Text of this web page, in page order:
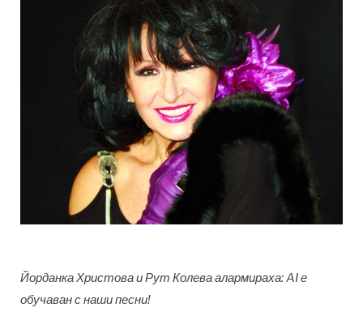
Йорданка Христова и Рут Колева алармираха: AI е
обучаван с наши песни!